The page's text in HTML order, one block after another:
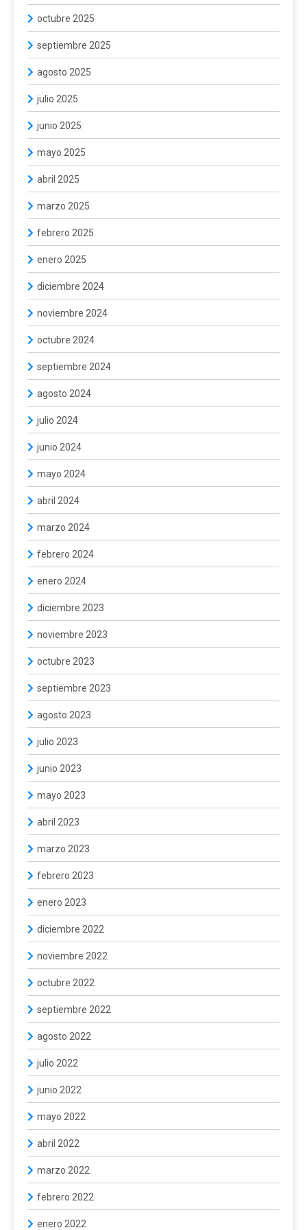
octubre 2025
septiembre 2025
agosto 2025
julio 2025
junio 2025
mayo 2025
abril 2025
marzo 2025
febrero 2025
enero 2025
diciembre 2024
noviembre 2024
octubre 2024
septiembre 2024
agosto 2024
julio 2024
junio 2024
mayo 2024
abril 2024
marzo 2024
febrero 2024
enero 2024
diciembre 2023
noviembre 2023
octubre 2023
septiembre 2023
agosto 2023
julio 2023
junio 2023
mayo 2023
abril 2023
marzo 2023
febrero 2023
enero 2023
diciembre 2022
noviembre 2022
octubre 2022
septiembre 2022
agosto 2022
julio 2022
junio 2022
mayo 2022
abril 2022
marzo 2022
febrero 2022
enero 2022